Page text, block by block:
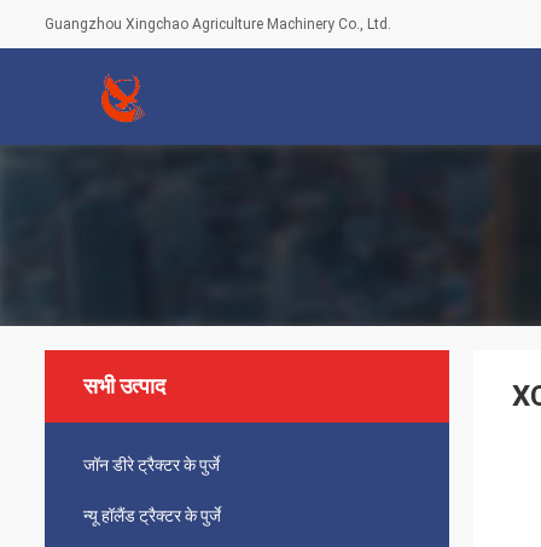
Guangzhou Xingchao Agriculture Machinery Co., Ltd.
सभी उत्पाद
जॉन डीरे ट्रैक्टर के पुर्जे
न्यू हॉलैंड ट्रैक्टर के पुर्जे